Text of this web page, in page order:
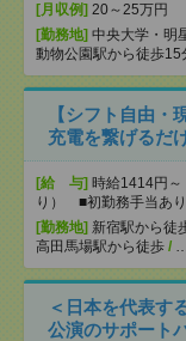
[月収例] 20～25万円
[勤務地] 中央大学・明
動物公園駅から徒歩15
【シフト自由
充電を繋げるだ
[給 与] 時給1414円
り） ■初勤務手当あ
[勤務地] 新宿駅から徒
高田馬場駅から徒歩 /
＜日本を代表す
公演のサポート